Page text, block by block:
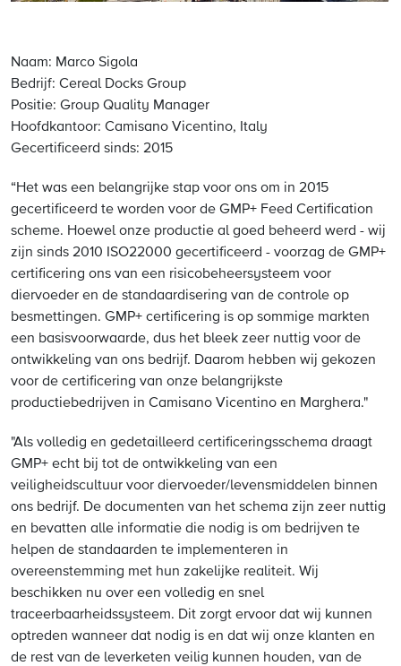
Naam: Marco Sigola
Bedrijf: Cereal Docks Group
Positie: Group Quality Manager
Hoofdkantoor: Camisano Vicentino, Italy
Gecertificeerd sinds: 2015
“Het was een belangrijke stap voor ons om in 2015
gecertificeerd te worden voor de GMP+ Feed Certification
scheme. Hoewel onze productie al goed beheerd werd - wij
zijn sinds 2010 ISO22000 gecertificeerd - voorzag de GMP+
certificering ons van een risicobeheersysteem voor
diervoeder en de standaardisering van de controle op
besmettingen. GMP+ certificering is op sommige markten
een basisvoorwaarde, dus het bleek zeer nuttig voor de
ontwikkeling van ons bedrijf. Daarom hebben wij gekozen
voor de certificering van onze belangrijkste
productiebedrijven in Camisano Vicentino en Marghera."
"Als volledig en gedetailleerd certificeringsschema draagt
GMP+ echt bij tot de ontwikkeling van een
veiligheidscultuur voor diervoeder/levensmiddelen binnen
ons bedrijf. De documenten van het schema zijn zeer nuttig
en bevatten alle informatie die nodig is om bedrijven te
helpen de standaarden te implementeren in
overeenstemming met hun zakelijke realiteit. Wij
beschikken nu over een volledig en snel
traceerbaarheidssysteem. Dit zorgt ervoor dat wij kunnen
optreden wanneer dat nodig is en dat wij onze klanten en
de rest van de leverketen veilig kunnen houden, van de